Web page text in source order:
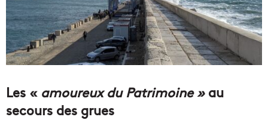
Les «amoureux du Patrimoine »au
secours des grues